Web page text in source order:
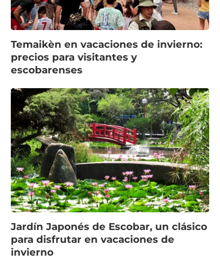
Temaikèn en vacaciones de invierno:
precios para visitantes y
escobarenses
Jardín Japonés de Escobar, un clásico
para disfrutar en vacaciones de
invierno